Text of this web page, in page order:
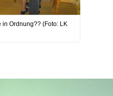
in Ordnung?? (Foto: LK